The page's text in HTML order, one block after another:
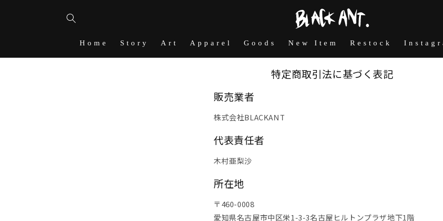
Home Story Art Apparel Goods New Item Restock
特定商取引法に基づく表記
販売業者
株式会社BLACKANT
代表責任者
木村亜梨沙
所在地
〒460-0008
愛知県名古屋市中区栄1-3-3名古屋ヒルトンプラザ地下1階